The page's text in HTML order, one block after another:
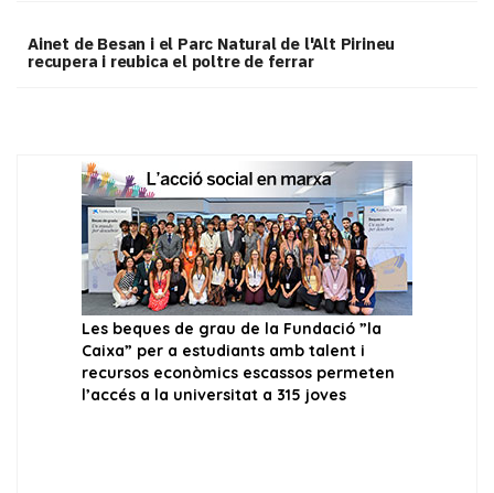
Ainet de Besan i el Parc Natural de l'Alt Pirineu
recupera i reubica el poltre de ferrar